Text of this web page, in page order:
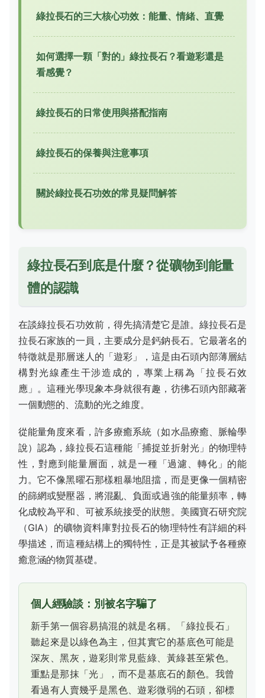
綠拉長石的三大核心功效：能量、情緒、直覺
如何選擇一顆「對的」綠拉長石？看遊彩還是
看感覺？
綠拉長石的日常使用與搭配指南
綠拉長石的保養與注意事項
關於綠拉長石功效的常見疑問解答
綠拉長石到底是什麼？從礦物到能量
體的認識
在談綠拉長石功效前，得先搞清楚它是誰。綠拉長石是
拉長石家族的一員，主要成分是鈣鈉長石。它最著名的
特徵就是那層迷人的「遊彩」，這是由石頭內部薄層結
構對光線產生干涉造成的，專業上稱為「拉長石效
應」。這種光學現象本身就很有趣，彷彿石頭內部藏著
一個動態的、流動的光之維度。
從能量角度來看，許多療癒系統（如水晶療癒、脈輪學
說）認為，綠拉長石這種能「捕捉並折射光」的物理特
性，對應到能量層面，就是一種「過濾、轉化」的能
力。它不像黑曜石那樣粗暴地阻擋，而是更像一個精密
的篩網或變壓器，將混亂、負面或過強的能量頻率，轉
化成較為平和、可被系統接受的狀態。美國寶石研究院
（GIA）的礦物資料庫對拉長石的物理特性有詳細的科
學描述，而這種結構上的獨特性，正是其被賦予各種療
癒意涵的物質基礎。
個人經驗談：別被名字騙了
新手第一個容易搞混的就是名稱。「綠拉長石」
聽起來是以綠色為主，但其實它的基底色可能是
深灰、黑灰，遊彩則常見藍綠、黃綠甚至紫色。
重點是那抹「光」，而不是基底石的顏色。我曾
看過有人賣幾乎是黑色、遊彩微弱的石頭，卻標